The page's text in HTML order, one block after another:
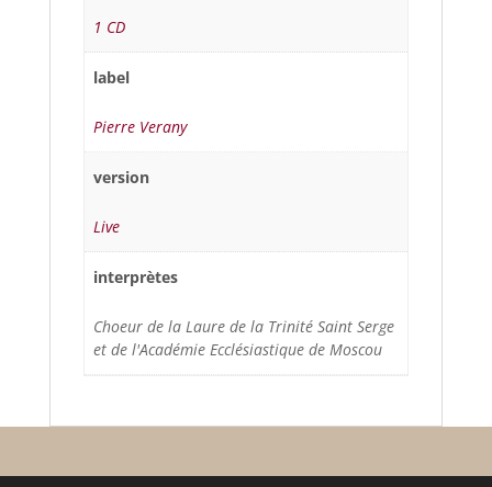
1 CD
label
Pierre Verany
version
Live
interprètes
Choeur de la Laure de la Trinité Saint Serge
et de l'Académie Ecclésiastique de Moscou